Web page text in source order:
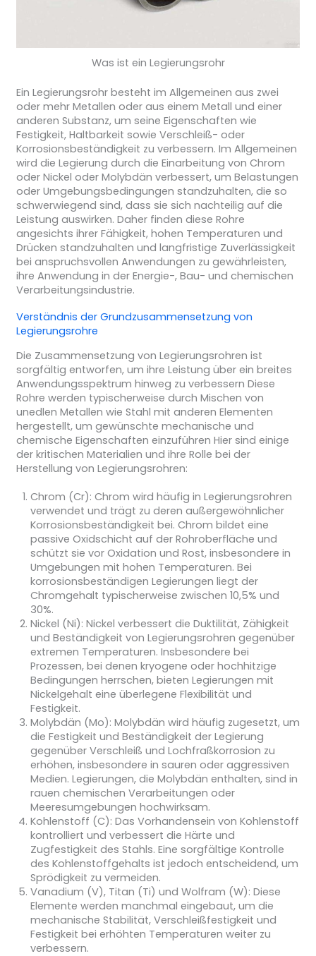
Was ist ein Legierungsrohr
Ein Legierungsrohr besteht im Allgemeinen aus zwei
oder mehr Metallen oder aus einem Metall und einer
anderen Substanz, um seine Eigenschaften wie
Festigkeit, Haltbarkeit sowie Verschleiß- oder
Korrosionsbeständigkeit zu verbessern. Im Allgemeinen
wird die Legierung durch die Einarbeitung von Chrom
oder Nickel oder Molybdän verbessert, um Belastungen
oder Umgebungsbedingungen standzuhalten, die so
schwerwiegend sind, dass sie sich nachteilig auf die
Leistung auswirken. Daher finden diese Rohre
angesichts ihrer Fähigkeit, hohen Temperaturen und
Drücken standzuhalten und langfristige Zuverlässigkeit
bei anspruchsvollen Anwendungen zu gewährleisten,
ihre Anwendung in der Energie-, Bau- und chemischen
Verarbeitungsindustrie.
Verständnis der Grundzusammensetzung von
Legierungsrohre
Die Zusammensetzung von Legierungsrohren ist
sorgfältig entworfen, um ihre Leistung über ein breites
Anwendungsspektrum hinweg zu verbessern Diese
Rohre werden typischerweise durch Mischen von
unedlen Metallen wie Stahl mit anderen Elementen
hergestellt, um gewünschte mechanische und
chemische Eigenschaften einzuführen Hier sind einige
der kritischen Materialien und ihre Rolle bei der
Herstellung von Legierungsrohren:
Chrom (Cr): Chrom wird häufig in Legierungsrohren
verwendet und trägt zu deren außergewöhnlicher
Korrosionsbeständigkeit bei. Chrom bildet eine
passive Oxidschicht auf der Rohroberfläche und
schützt sie vor Oxidation und Rost, insbesondere in
Umgebungen mit hohen Temperaturen. Bei
korrosionsbeständigen Legierungen liegt der
Chromgehalt typischerweise zwischen 10,5% und
30%.
Nickel (Ni): Nickel verbessert die Duktilität, Zähigkeit
und Beständigkeit von Legierungsrohren gegenüber
extremen Temperaturen. Insbesondere bei
Prozessen, bei denen kryogene oder hochhitzige
Bedingungen herrschen, bieten Legierungen mit
Nickelgehalt eine überlegene Flexibilität und
Festigkeit.
Molybdän (Mo): Molybdän wird häufig zugesetzt, um
die Festigkeit und Beständigkeit der Legierung
gegenüber Verschleiß und Lochfraßkorrosion zu
erhöhen, insbesondere in sauren oder aggressiven
Medien. Legierungen, die Molybdän enthalten, sind in
rauen chemischen Verarbeitungen oder
Meeresumgebungen hochwirksam.
Kohlenstoff (C): Das Vorhandensein von Kohlenstoff
kontrolliert und verbessert die Härte und
Zugfestigkeit des Stahls. Eine sorgfältige Kontrolle
des Kohlenstoffgehalts ist jedoch entscheidend, um
Sprödigkeit zu vermeiden.
Vanadium (V), Titan (Ti) und Wolfram (W): Diese
Elemente werden manchmal eingebaut, um die
mechanische Stabilität, Verschleißfestigkeit und
Festigkeit bei erhöhten Temperaturen weiter zu
verbessern.